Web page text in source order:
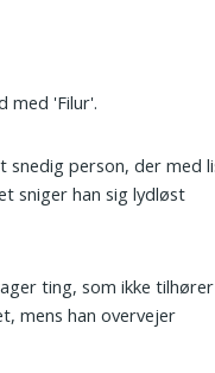
med 'Filur'.
snedig person, der med
sniger han sig lydløst
ting, som ikke tilhører
mens han overvejer